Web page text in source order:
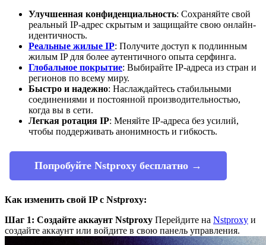
Улучшенная конфиденциальность: Сохраняйте свой
реальный IP-адрес скрытым и защищайте свою онлайн-
идентичность.
Реальные жилые IP: Получите доступ к подлинным
жилым IP для более аутентичного опыта серфинга.
Глобальное покрытие: Выбирайте IP-адреса из стран и
регионов по всему миру.
Быстро и надежно: Наслаждайтесь стабильными
соединениями и постоянной производительностью,
когда вы в сети.
Легкая ротация IP: Меняйте IP-адреса без усилий,
чтобы поддерживать анонимность и гибкость.
Попробуйте Nstproxy бесплатно →
Как изменить свой IP с Nstproxy:
Шаг 1: Создайте аккаунт Nstproxy Перейдите на Nstproxy и
создайте аккаунт или войдите в свою панель управления.